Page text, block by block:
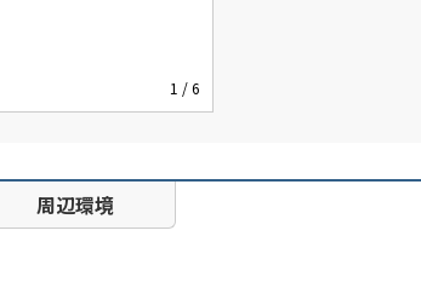
1 / 6
周辺環境